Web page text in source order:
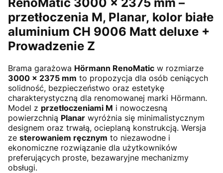
przetłoczenia M, Planar, kolor białe
aluminium CH 9006 Matt deluxe +
Prowadzenie Z
Brama garażowa Hörmann RenoMatic w rozmiarze
3000 × 2375 mm to propozycja dla osób ceniących
solidność, bezpieczeństwo oraz estetykę
charakterystyczną dla renomowanej marki Hörmann.
Model z przetłoczeniami M i nowoczesną
powierzchnią Planar wyróżnia się minimalistycznym
designem oraz trwałą, ocieplaną konstrukcją. Wersja
ze sterowaniem ręcznym to niezawodne i
ekonomiczne rozwiązanie dla użytkowników
preferujących proste, bezawaryjne mechanizmy
obsługi.